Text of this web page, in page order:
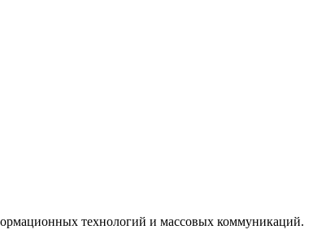
технологий и массовых коммуникаций.